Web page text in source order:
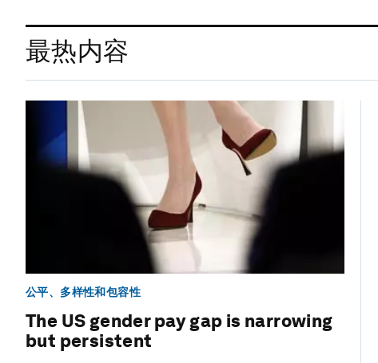
最热内容
公平、多样性和包容性
The US gender pay gap is narrowing
but persistent